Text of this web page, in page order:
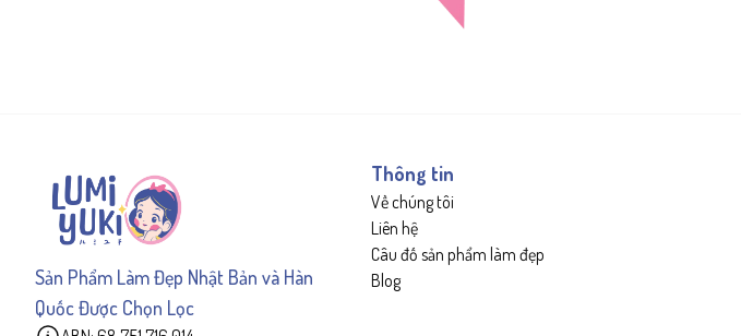
Sản Phẩm Làm Đẹp Nhật Bản và Hàn
Quốc Được Chọn Lọc
Thông tin
Về chúng tôi
Liên hệ
Câu đố sản phẩm làm đẹp
Blog